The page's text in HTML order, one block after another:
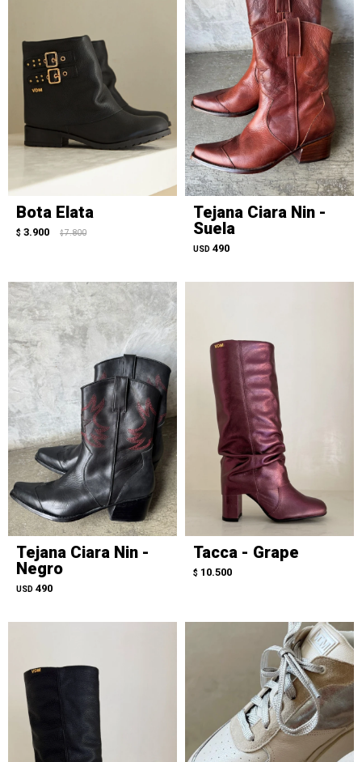
Bota Elata
$ 3.900 $ 7.800
Tejana Ciara Nin -
Suela
USD 490
Tejana Ciara Nin -
Negro
USD 490
Tacca - Grape
$ 10.500